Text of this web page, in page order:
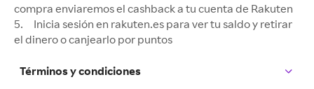
compra enviaremos el cashback a tu cuenta de Rakuten
5. Inicia sesión en rakuten.es para ver tu saldo y retirar
el dinero o canjearlo por puntos
Términos y condiciones